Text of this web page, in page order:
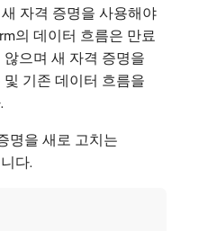
자격 증명을 사용해야
의 데이터 흐름은 만료
으며 새 자격 증명을
기존 데이터 흐름을
명을 새로 고치는
다.